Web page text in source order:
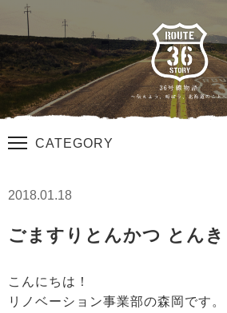
CATEGORY
2018.01.18
ごますりとんかつ とんき
こんにちは！
リノベーション事業部の森岡です。